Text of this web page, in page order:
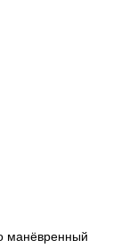
манёвренный